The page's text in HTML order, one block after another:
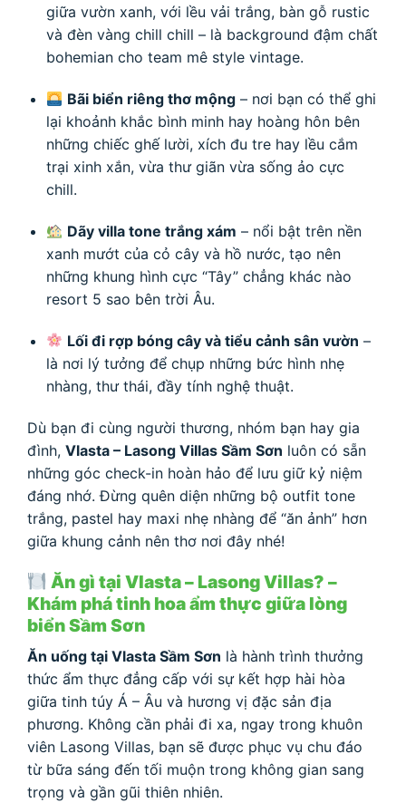
giữa vườn xanh, với lều vải trắng, bàn gỗ rustic
và đèn vàng chill chill – là background đậm chất
bohemian cho team mê style vintage.
Bãi biển riêng thơ mộng – nơi bạn có thể ghi
lại khoảnh khắc bình minh hay hoàng hôn bên
những chiếc ghế lười, xích đu tre hay lều cắm
trại xinh xắn, vừa thư giãn vừa sống ảo cực
chill.
Dãy villa tone trắng xám – nổi bật trên nền
xanh mướt của cỏ cây và hồ nước, tạo nên
những khung hình cực “Tây” chẳng khác nào
resort 5 sao bên trời Âu.
Lối đi rợp bóng cây và tiểu cảnh sân vườn –
là nơi lý tưởng để chụp những bức hình nhẹ
nhàng, thư thái, đầy tính nghệ thuật.
Dù bạn đi cùng người thương, nhóm bạn hay gia
đình, Vlasta – Lasong Villas Sầm Sơn luôn có sẵn
những góc check-in hoàn hảo để lưu giữ kỷ niệm
đáng nhớ. Đừng quên diện những bộ outfit tone
trắng, pastel hay maxi nhẹ nhàng để “ăn ảnh” hơn
giữa khung cảnh nên thơ nơi đây nhé!
Ăn gì tại Vlasta – Lasong Villas? –
Khám phá tinh hoa ẩm thực giữa lòng
biển Sầm Sơn
Ăn uống tại Vlasta Sầm Sơn là hành trình thưởng
thức ẩm thực đẳng cấp với sự kết hợp hài hòa
giữa tinh túy Á – Âu và hương vị đặc sản địa
phương. Không cần phải đi xa, ngay trong khuôn
viên Lasong Villas, bạn sẽ được phục vụ chu đáo
từ bữa sáng đến tối muộn trong không gian sang
trọng và gần gũi thiên nhiên.